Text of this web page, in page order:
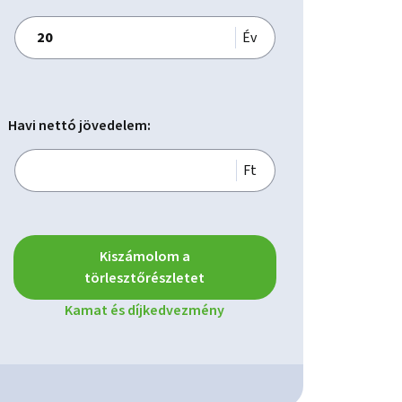
Év
Havi nettó jövedelem:
Ft
Kiszámolom a
törlesztőrészletet
Kamat és díjkedvezmény